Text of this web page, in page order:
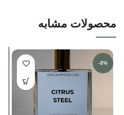
محصولات مشابه
-3%